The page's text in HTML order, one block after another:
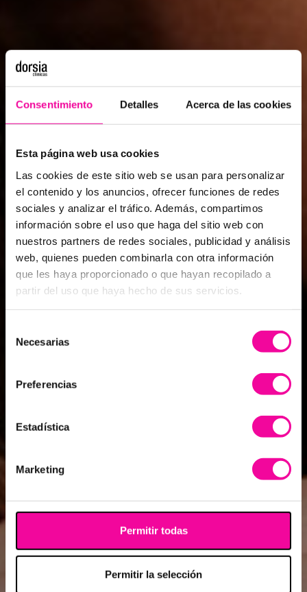
Consentimiento Detalles
Esta página web usa cookies
Las cookies de este sitio web se usan para personalizar el
contenido y los anuncios, ofrecer funciones de redes
sociales y analizar el tráfico. Además, compartimos
información sobre el uso que haga del sitio web con
nuestros partners de redes sociales, publicidad y análisis
web, quienes pueden combinarla con otra información que
les haya proporcionado o que hayan recopilado a partir del
uso que haya hecho de sus servicios.
Selección